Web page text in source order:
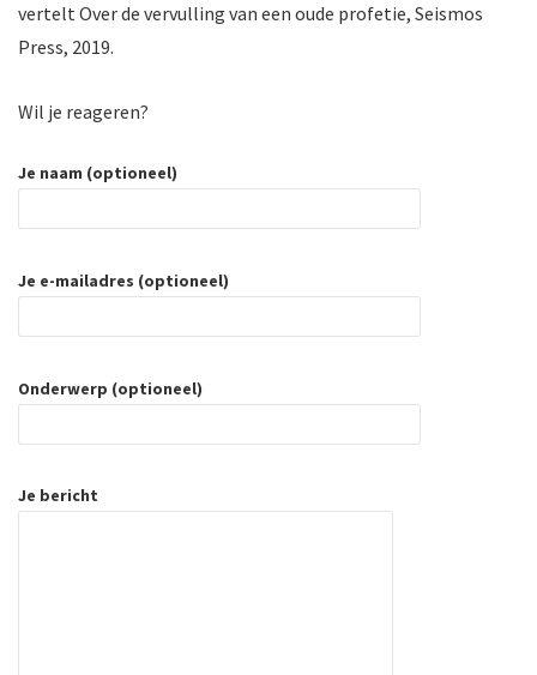
vertelt Over de vervulling van een oude profetie, Seismos
Press, 2019.
Wil je reageren?
Je naam (optioneel)
Je e-mailadres (optioneel)
Onderwerp (optioneel)
Je bericht